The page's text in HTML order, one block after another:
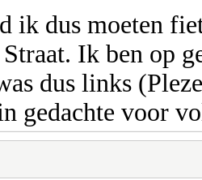
ik dus moeten
Ik ben op
dus links
gedachte voor